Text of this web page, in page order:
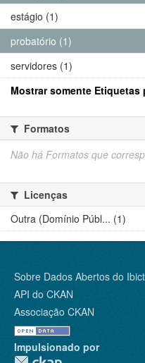
estágio (1)
probatório (1)
servidores (1)
Mostrar somente Etiquetas
Formatos
Não há Formatos que
Licenças
Outra (Domínio Públ... (1)
Sobre Dados Abertos do Ibict
API do CKAN
Associação CKAN
Impulsionado por